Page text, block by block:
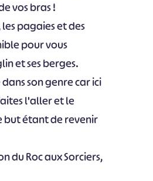
vos bras !
pagaies et des
pour vous
et ses berges.
son genre car ici
l'aller et le
but étant de revenir
du Roc aux Sorciers,